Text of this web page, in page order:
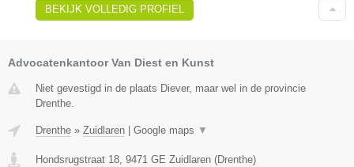
BEKIJK VOLLEDIG PROFIEL
Advocatenkantoor Van Diest en Kunst
Niet gevestigd in de plaats Diever, maar wel in de provincie
Drenthe.
Drenthe » Zuidlaren Google maps ▼
Hondsrugstraat 18, 9471 GE Zuidlaren (Drenthe)